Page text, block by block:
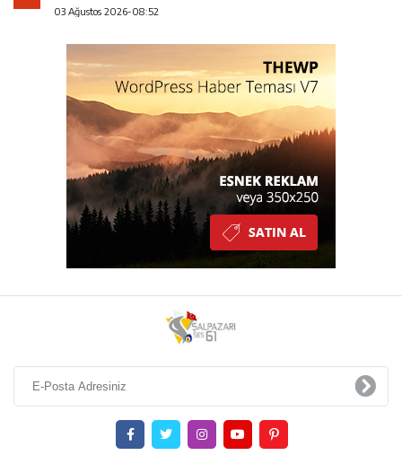
03 Ağustos 2026-08:52